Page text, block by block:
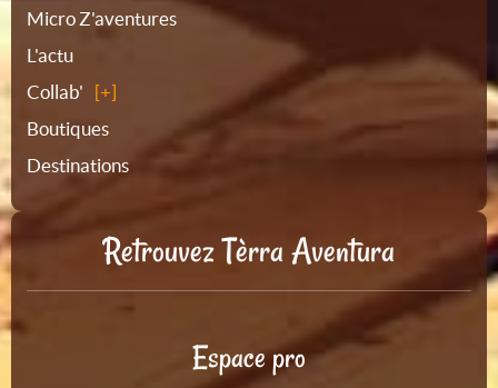
site
Micro Z'aventures
L'actu
Collab'
Boutiques
Destinations
Retrouvez Tèrra Aventura
Espace pro